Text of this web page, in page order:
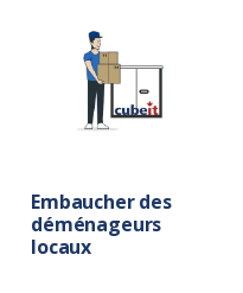
Embaucher des
déménageurs
locaux